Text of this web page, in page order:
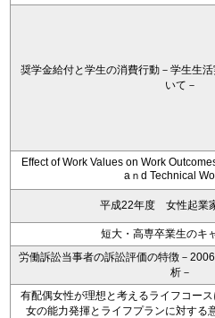
奨学金給付と学生の消費行動－学生生
いて－
Effect of Work Values on Work
aｎd Technical
平成22年度 女性起業
短大・高専卒業生のキ
労働訴訟当事者の訴訟評価の特徴－
析－
有配偶女性が理想と考えるライフコー
女の能力発揮とライフプランに対する